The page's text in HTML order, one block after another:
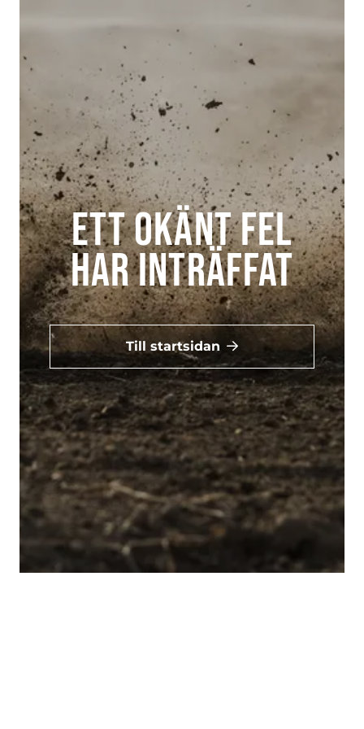
Ett okänt fel
har inträffat
Till startsidan